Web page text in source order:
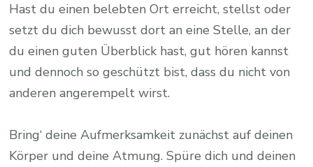
Hast du einen belebten Ort erreicht, stellst oder
setzt du dich bewusst dort an eine Stelle, an der
du einen guten Überblick hast, gut hören kannst
und dennoch so geschützt bist, dass du nicht von
anderen angerempelt wirst.
Bring‘ deine Aufmerksamkeit zunächst auf deinen
Körper und deine Atmung. Spüre dich und deinen